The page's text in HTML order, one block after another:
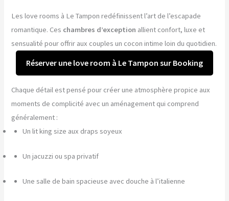
Les love rooms à Le Tampon redéfinissent l’art de l’escapade
romantique. Ces chambres d’exception allient confort, luxe et
sensualité pour offrir aux couples un cocon intime loin du quotidien.
Réserver une love room à Le Tampon sur Booking
Chaque détail est pensé pour créer une atmosphère propice aux
moments de complicité avec un aménagement qui comprend
généralement :
Un lit king size aux draps soyeux
Un jacuzzi ou spa privatif
Une salle de bain spacieuse avec douche à l’italienne